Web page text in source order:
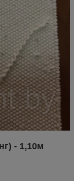
- 1,10м